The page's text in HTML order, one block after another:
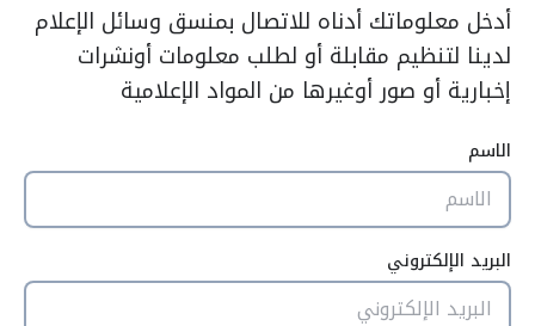
أدخل معلوماتك أدناه للاتصال بمنسق وسائل الإعلام
لدينا لتنظيم مقابلة أو لطلب معلومات أونشرات
إخبارية أو صور أوغيرها من المواد الإعلامية
الاسم
البريد الإلكتروني